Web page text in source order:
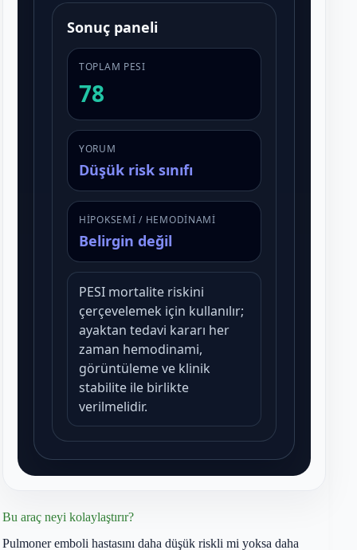
Bu araç neyi kolaylaştırır?
Pulmoner emboli hastasını daha düşük riskli mi yoksa daha